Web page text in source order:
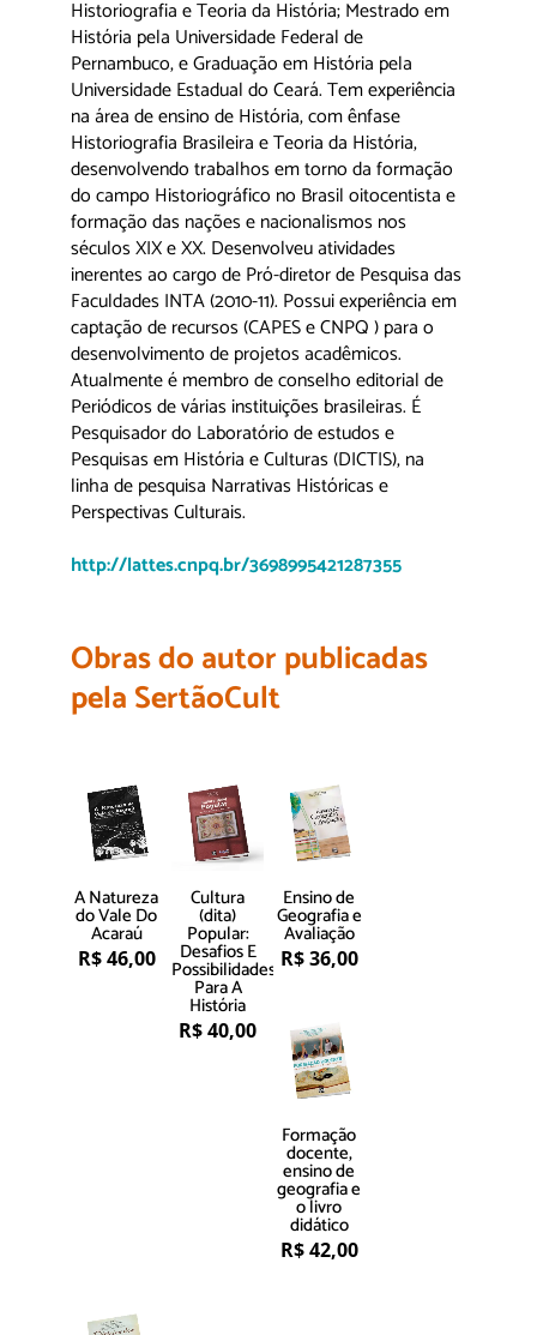
Historiografia e Teoria da História; Mestrado em
História pela Universidade Federal de
Pernambuco, e Graduação em História pela
Universidade Estadual do Ceará. Tem experiência
na área de ensino de História, com ênfase
Historiografia Brasileira e Teoria da História,
desenvolvendo trabalhos em torno da formação
do campo Historiográfico no Brasil oitocentista e
formação das nações e nacionalismos nos
séculos XIX e XX. Desenvolveu atividades
inerentes ao cargo de Pró-diretor de Pesquisa das
Faculdades INTA (2010-11). Possui experiência em
captação de recursos (CAPES e CNPQ ) para o
desenvolvimento de projetos acadêmicos.
Atualmente é membro de conselho editorial de
Periódicos de várias instituições brasileiras. É
Pesquisador do Laboratório de estudos e
Pesquisas em História e Culturas (DICTIS), na
linha de pesquisa Narrativas Históricas e
Perspectivas Culturais.
http://lattes.cnpq.br/3698995421287355
Obras do autor publicadas
pela SertãoCult
A Natureza
do Vale Do
Acaraú
R$46,00
Cultura
(dita)
Popular:
Desafios E
Possibilidades
Para A
História
R$40,00
Ensino de
Geografia e
Avaliação
R$36,00
Formação
docente,
ensino de
geografia e
o livro
didático
R$42,00